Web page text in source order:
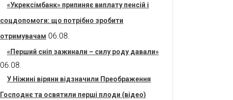
«Укрексімбанк» припиняє виплату пенсій і
соцдопомоги: що потрібно зробити
отримувачам 06.08.
«Перший сніп зажинали – силу роду давали»
06.08.
У Ніжині віряни відзначили Преображення
Господнє та освятили перші плоди (відео)